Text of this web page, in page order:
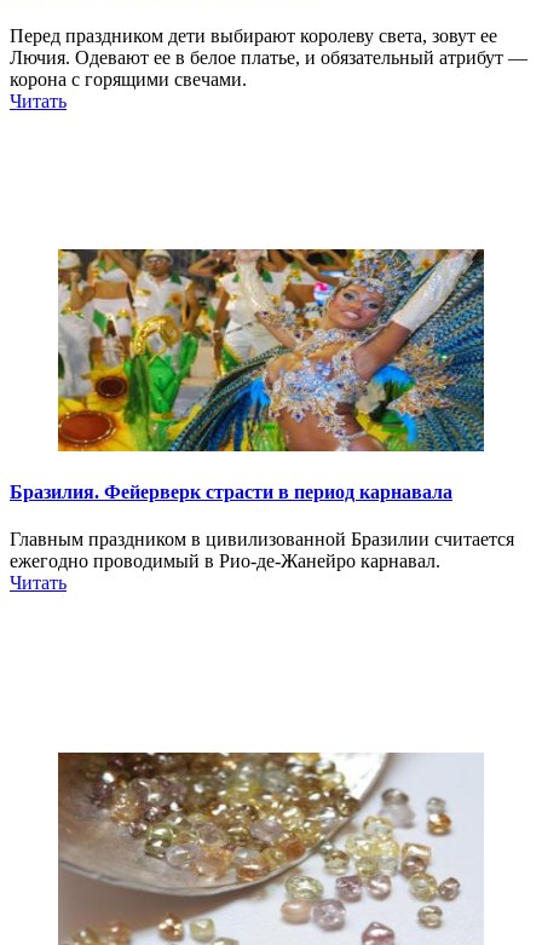
Перед праздником дети выбирают королеву света, зовут ее
Лючия. Одевают ее в белое платье, и обязательный атрибут —
корона с горящими свечами.
Читать
Бразилия. Фейерверк страсти в период карнавала
Главным праздником в цивилизованной Бразилии считается
ежегодно проводимый в Рио-де-Жанейро карнавал.
Читать